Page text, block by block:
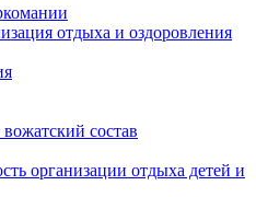
отдыха и оздоровления
состав
организации отдыха детей и